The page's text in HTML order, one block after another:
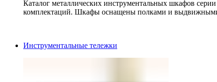
Каталог металлических инструментальных шкафов
комплектаций. Шкафы оснащены полками и
Инструментальные тележки